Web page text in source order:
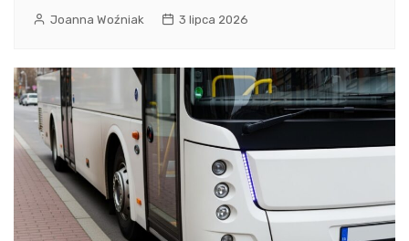
Joanna Woźniak 3 lipca 2026